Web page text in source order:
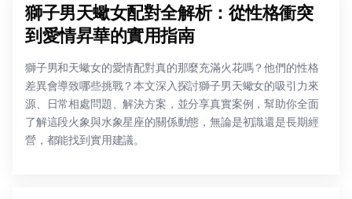
獅子男天蠍女配對全解析：從性格衝突
到愛情昇華的實用指南
獅子男和天蠍女的愛情配對真的那麼充滿火花嗎？他們的性格
差異會導致哪些挑戰？本文深入探討獅子男天蠍女的吸引力來
源、日常相處問題、解決方案，並分享真實案例，幫助你全面
了解這段火象與水象星座的關係動態，無論是初識還是長期經
營，都能找到實用建議。